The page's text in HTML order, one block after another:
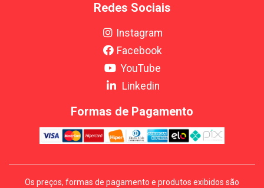
Redes Sociais
Instagram
Facebook
YouTube
Linkedin
Formas de Pagamento
Os preços, formas de pagamento e produtos exibidos são